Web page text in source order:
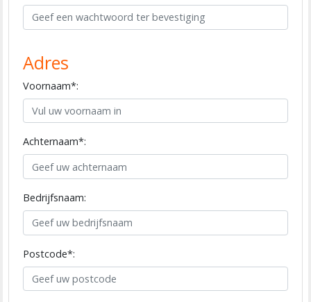
Adres
Voornaam*:
Achternaam*:
Bedrijfsnaam:
Postcode*: